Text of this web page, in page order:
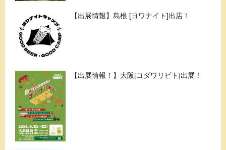
【出展情報】島根 [ヨワナイト]出店！
【出展情報！】大阪[コダワリビト]出展！